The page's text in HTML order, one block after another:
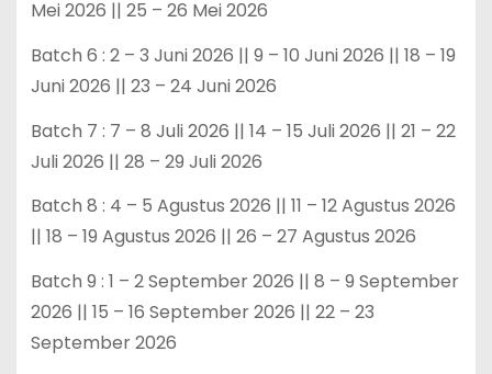
Mei 2026 || 25 – 26 Mei 2026
Batch 6 : 2 – 3 Juni 2026 || 9 – 10 Juni 2026 || 18 – 19
Juni 2026 || 23 – 24 Juni 2026
Batch 7 : 7 – 8 Juli 2026 || 14 – 15 Juli 2026 || 21 – 22
Juli 2026 || 28 – 29 Juli 2026
Batch 8 : 4 – 5 Agustus 2026 || 11 – 12 Agustus 2026
|| 18 – 19 Agustus 2026 || 26 – 27 Agustus 2026
Batch 9 : 1 – 2 September 2026 || 8 – 9 September
2026 || 15 – 16 September 2026 || 22 – 23
September 2026